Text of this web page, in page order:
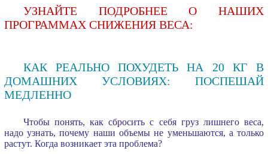
УЗНАЙТЕ ПОДРОБНЕЕ О НАШИХ
ПРОГРАММАХ СНИЖЕНИЯ ВЕСА:
КАК РЕАЛЬНО ПОХУДЕТЬ НА 20 КГ В
ДОМАШНИХ УСЛОВИЯХ: ПОСПЕШАЙ
МЕДЛЕННО
Чтобы понять, как сбросить с себя груз лишнего веса,
надо узнать, почему наши объемы не уменьшаются, а только
растут. Когда возникает эта проблема?